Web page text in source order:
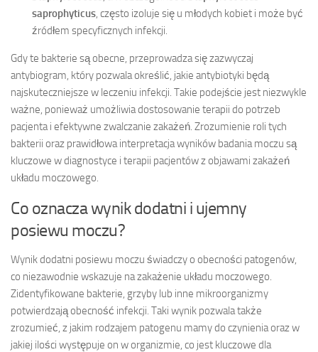
saprophyticus , często izoluje się u młodych kobiet i może być
źródłem specyficznych infekcji.
Gdy te bakterie są obecne, przeprowadza się zazwyczaj
antybiogram, który pozwala określić, jakie antybiotyki będą
najskuteczniejsze w leczeniu infekcji. Takie podejście jest niezwykle
ważne, ponieważ umożliwia dostosowanie terapii do potrzeb
pacjenta i efektywne zwalczanie zakażeń. Zrozumienie roli tych
bakterii oraz prawidłowa interpretacja wyników badania moczu są
kluczowe w diagnostyce i terapii pacjentów z objawami zakażeń
układu moczowego.
Co oznacza wynik dodatni i ujemny
posiewu moczu?
Wynik dodatni posiewu moczu świadczy o obecności patogenów,
co niezawodnie wskazuje na zakażenie układu moczowego.
Zidentyfikowane bakterie, grzyby lub inne mikroorganizmy
potwierdzają obecność infekcji. Taki wynik pozwala także
zrozumieć, z jakim rodzajem patogenu mamy do czynienia oraz w
jakiej ilości występuje on w organizmie, co jest kluczowe dla